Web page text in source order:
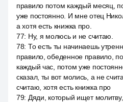
правило потом каждый месяц,
уже постоянно. И мне отец
а хотя есть книжка про.
77: Ну, я молюсь и не считаю.
78: То есть ты начинаешь
правило, обеденное правило,
каждый час, потом уже
сказал, ты вот молись, а не
считаю, хотя есть книжка про
79: Дяди, который ищет